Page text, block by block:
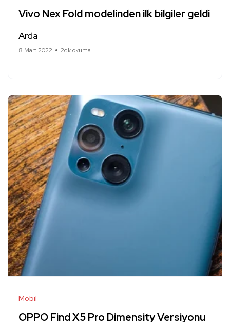
Vivo Nex Fold modelinden ilk bilgiler geldi
Arda
8 Mart 2022 2dk okuma
Mobil
OPPO Find X5 Pro Dimensity Versiyonu